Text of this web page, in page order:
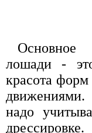
Основное
лошади -
красота
движениями.
надо